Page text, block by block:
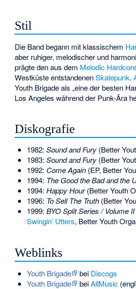
Stil
Die Band begann mit klassischem
aber ruhiger, melodischer und
prägte den aus dem Melodic
Westküste entstandenenSkatepunk.
Youth Brigade als „eine der besten
Los Angeles während der Punk-Ära
Diskografie
1982: Sound and Fury(Better
1983: Sound and Fury(Better
1992: Come Again(EP, Better
1994: The Good the Bad and the
1994: Happy Hour(Better Youth
1996: To Sell The Truth(Better
1999: BYO Split Series / Volume II
Swingin’ Utters, Better Youth
Weblinks
Youth Brigade bei Discogs
Youth Brigade
beiAllMusic